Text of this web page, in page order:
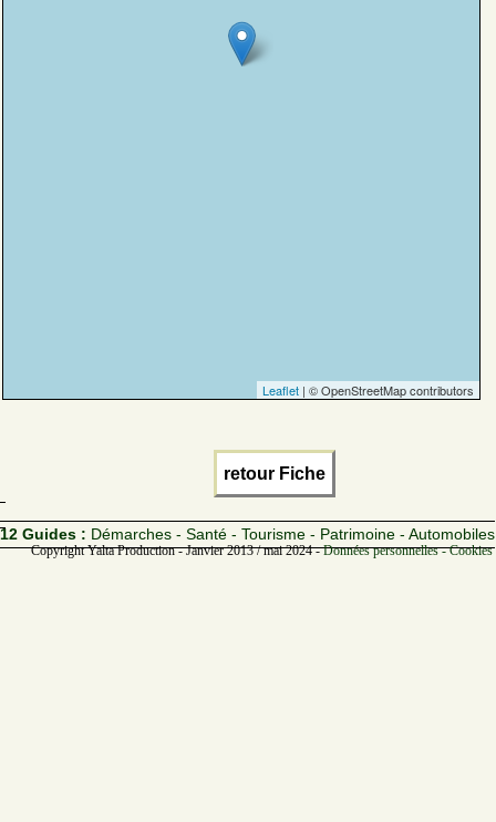
Leaflet | © OpenStreetMap contributors
retour Fiche
12 Guides : Démarches - Santé - Tourisme - Patrimoine - Automobiles
Copyright Yalta Production - Janvier 2013 / mai 2024 -Données personnelles -